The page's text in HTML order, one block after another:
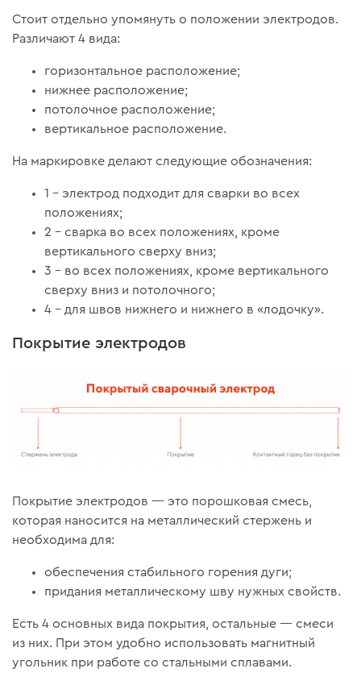
Стоит отдельно упомянуть о положении электродов.
Различают 4 вида:
горизонтальное расположение;
нижнее расположение;
потолочное расположение;
вертикальное расположение.
На маркировке делают следующие обозначения:
1 – электрод подходит для сварки во всех
положениях;
2 – сварка во всех положениях, кроме
вертикального сверху вниз;
3 – во всех положениях, кроме вертикального
сверху вниз и потолочного;
4 – для швов нижнего и нижнего в «лодочку».
Покрытие электродов
Покрытие электродов — это порошковая смесь,
которая наносится на металлический стержень и
необходима для:
обеспечения стабильного горения дуги;
придания металлическому шву нужных свойств.
Есть 4 основных вида покрытия, остальные — смеси
из них. При этом удобно использовать магнитный
угольник при работе со стальными сплавами.